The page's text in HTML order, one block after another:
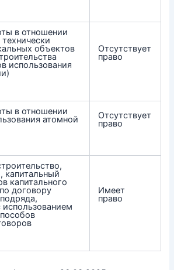
в отношении
объектов
использования
Отсутствует
право
в отношении
атомной Отсутствует
право
капитальный
капитального
договору Имеет
право